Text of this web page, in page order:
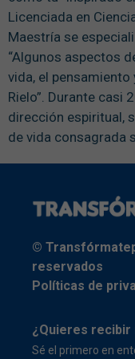
Licenciada en
Maestría se
“Algunos aspectos
vida, el
Rielo”. Durante casi
dirección espiritual,
de vida consagrada
©
reservados
Políticas de
¿Quieres
Sé el primero en